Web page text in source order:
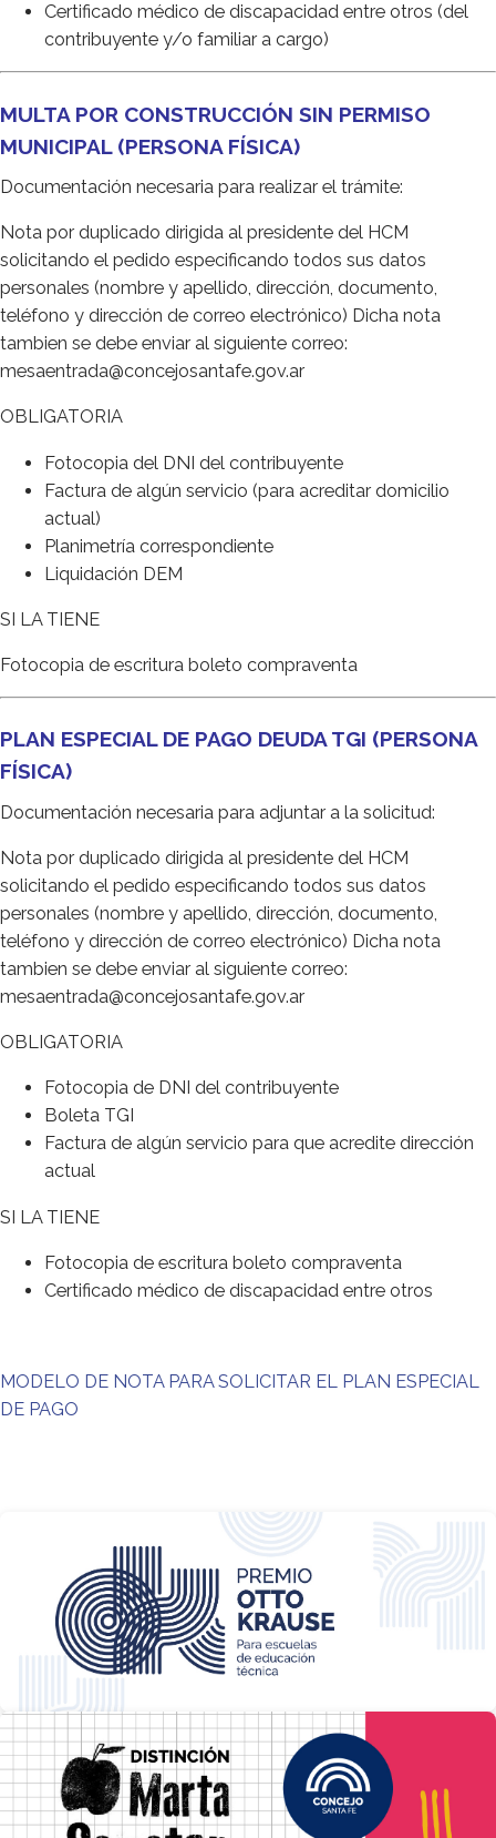
Certificado médico de discapacidad entre otros (del
contribuyente y/o familiar a cargo)
MULTA POR CONSTRUCCIÓN SIN PERMISO
MUNICIPAL (PERSONA FÍSICA)
Documentación necesaria para realizar el trámite:
Nota por duplicado dirigida al presidente del HCM
solicitando el pedido especificando todos sus datos
personales (nombre y apellido, dirección, documento,
teléfono y dirección de correo electrónico) Dicha nota
tambien se debe enviar al siguiente correo:
mesaentrada@concejosantafe.gov.ar
OBLIGATORIA
Fotocopia del DNI del contribuyente
Factura de algún servicio (para acreditar domicilio
actual)
Planimetría correspondiente
Liquidación DEM
SI LA TIENE
Fotocopia de escritura boleto compraventa
PLAN ESPECIAL DE PAGO DEUDA TGI (PERSONA
FÍSICA)
Documentación necesaria para adjuntar a la solicitud:
Nota por duplicado dirigida al presidente del HCM
solicitando el pedido especificando todos sus datos
personales (nombre y apellido, dirección, documento,
teléfono y dirección de correo electrónico) Dicha nota
tambien se debe enviar al siguiente correo:
mesaentrada@concejosantafe.gov.ar
OBLIGATORIA
Fotocopia de DNI del contribuyente
Boleta TGI
Factura de algún servicio para que acredite dirección
actual
SI LA TIENE
Fotocopia de escritura boleto compraventa
Certificado médico de discapacidad entre otros
MODELO DE NOTA PARA SOLICITAR EL PLAN ESPECIAL
DE PAGO